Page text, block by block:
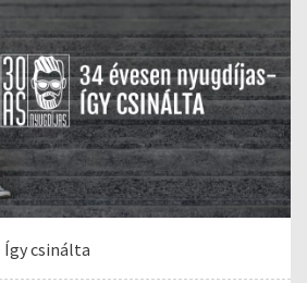
Így csinálta